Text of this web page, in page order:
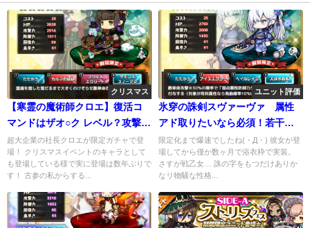
クリスマス
【寒霊の魔術師クロエ】復活コ
マンドはザオ○ク レベル？攻撃力
もトップクラス
超大企業の社長クロエが限定ガチャで登
場！ クリスマスイベントのキャラとして
も登場している様で実に登場は数年ぶりで
す！ 古参の私からする...
ユニット評価
氷穿の誅剣スヴァーヴァ 属性
アド取りたいなら必須！若干の
性能被りはご愛嬌
限定化まで爆速でしたね(・Д・) 彼女が登
場してから僅か数ヶ月で浴衣枠で実装。
さすが戦乙女… 誅の字をもつだけありか
なリ物騒な性格...